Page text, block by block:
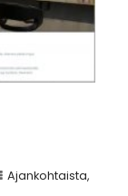
Ajankohtaista,